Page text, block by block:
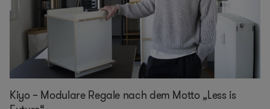
Kiyo – Modulare Regale nach dem Motto „Less is